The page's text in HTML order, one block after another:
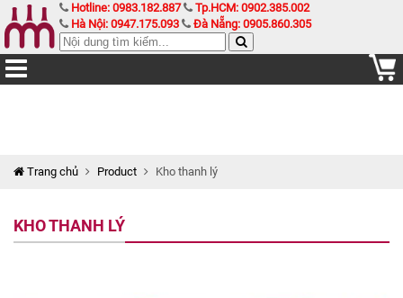
Hotline: 0983.182.887
Tp.HCM: 0902.385.002
Hà Nội: 0947.175.093
Đà Nẵng: 0905.860.305
Trang chủ Product Kho thanh lý
KHO THANH LÝ